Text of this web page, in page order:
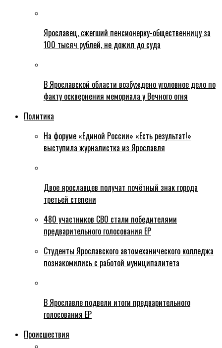
Ярославец, сжегший пенсионерку-общественницу за
100 тысяч рублей, не дожил до суда
В Ярославской области возбуждено уголовное дело по
факту осквернения мемориала у Вечного огня
Политика
На форуме «Единой России» «Есть результат!»
выступила журналистка из Ярославля
Двое ярославцев получат почётный знак города
третьей степени
480 участников СВО стали победителями
предварительного голосования ЕР
Студенты Ярославского автомеханического колледжа
познакомились с работой муниципалитета
В Ярославле подвели итоги предварительного
голосования ЕР
Происшествия